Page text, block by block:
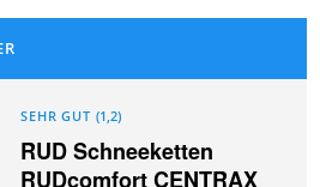
SEHR GUT (1,2)
RUD Schneeketten
RUDcomfort CENTRAX